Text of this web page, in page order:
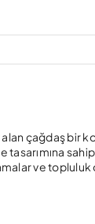
çağdaş bir
tasarımına
ve topluluk